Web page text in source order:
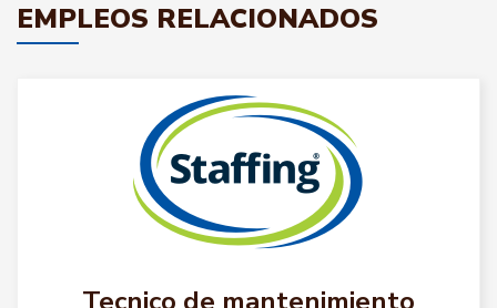
EMPLEOS RELACIONADOS